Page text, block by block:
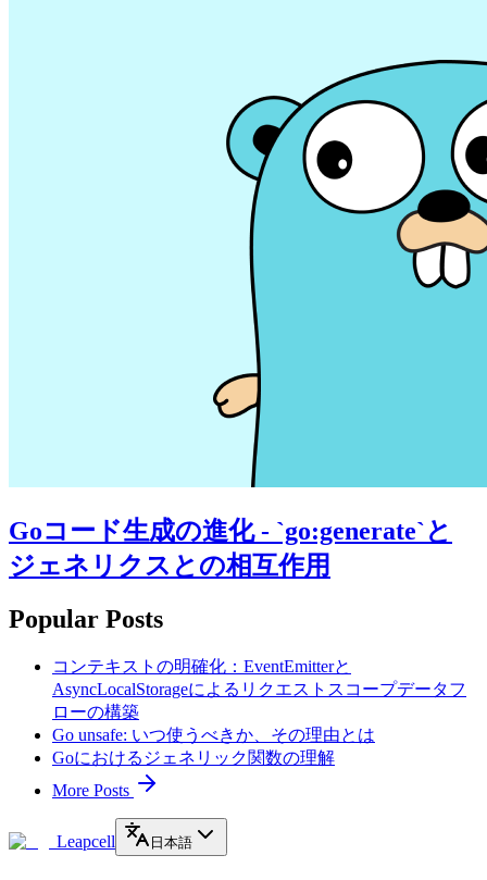
Goコード生成の進化 - `go:generate`と
ジェネリクスとの相互作用
Popular Posts
コンテキストの明確化：EventEmitterと
AsyncLocalStorageによるリクエストスコープデータフ
ローの構築
Go unsafe: いつ使うべきか、その理由とは
Goにおけるジェネリック関数の理解
More Posts
Leapcell 日本語